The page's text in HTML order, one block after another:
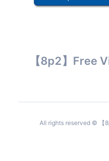
【8p2】Free
All rights reserved © 【